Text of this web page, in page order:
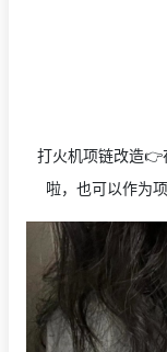
打火机项链改造👉
啦，也可以作为